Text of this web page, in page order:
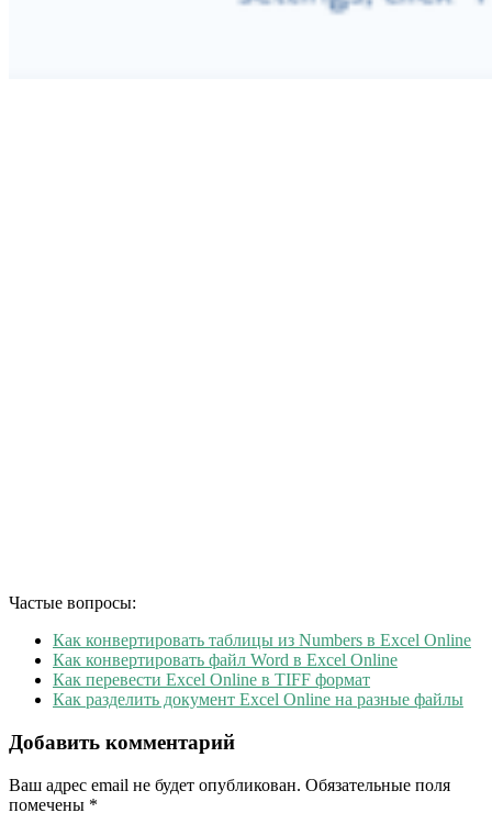
Частые вопросы:
Как конвертировать таблицы из Numbers в Excel Online
Как конвертировать файл Word в Excel Online
Как перевести Excel Online в TIFF формат
Как разделить документ Excel Online на разные файлы
Добавить комментарий
Ваш адрес email не будет опубликован. Обязательные поля
помечены *